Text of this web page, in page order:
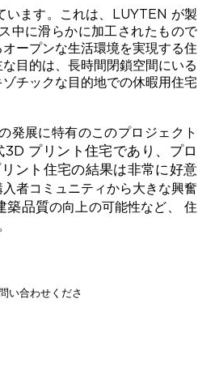
います。これは、LUYTEN が製
中に滑らかに加工されたもので
ープンな生活環境を実現する住
目的は、長時間閉鎖空間にいる
チックな目的地での休暇用住宅
発展に特有のこのプロジェクト
3D プリント住宅であり、プロ
ント住宅の結果は非常に好意
者コミュニティから大きな興奮
築品質の向上の可能性など、
住
。
い合わせくださ